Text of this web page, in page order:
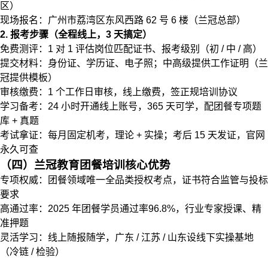
区）
现场报名：广州市荔湾区东风西路 62 号 6 楼（兰冠总部）
2. 报考步骤（全程线上，3 天搞定）
免费测评：1 对 1 评估岗位匹配证书、报考级别（初 / 中 / 高）
提交材料：身份证、学历证、电子照；中高级提供工作证明（兰
冠提供模板）
审核缴费：1 个工作日审核，线上缴费，签正规培训协议
学习备考：24 小时开通线上账号，365 天可学，配团餐专项题
库 + 真题
考试拿证：每月固定机考，理论 + 实操；考后 15 天发证，官网
永久可查
（四）兰冠教育团餐培训核心优势
专项权威：团餐领域唯一全品类授权考点，证书符合监管与投标
要求
高通过率：2025 年团餐学员通过率96.8%，行业专家授课、精
准押题
灵活学习：线上随报随学，广东 / 江苏 / 山东设线下实操基地
（冷链 / 检验）